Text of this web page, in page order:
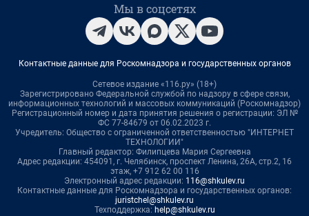
Мы в соцсетях
Контактные данные для Роскомнадзора и государственных органов
Сетевое издание «116.ру» (18+)
Зарегистрировано Федеральной службой по надзору в сфере связи,
информационных технологий и массовых коммуникаций (Роскомнадзор)
Регистрационный номер и дата принятия решения о регистрации: ЭЛ №
ФС 77-84679 от 06.02.2023 г.
Учредитель: Общество с ограниченной ответственностью "ИНТЕРНЕТ
ТЕХНОЛОГИИ"
Главный редактор: Филипцева Мария Сергеевна
Адрес редакции: 454091, г. Челябинск, проспект Ленина, 26А, стр.2, 16
этаж, +7 912 62 00 116
Электронный адрес редакции: 116@shkulev.ru
Контактные данные для Роскомнадзора и государственных органов:
juristchel@shkulev.ru
Техподдержка: help@shkulev.ru